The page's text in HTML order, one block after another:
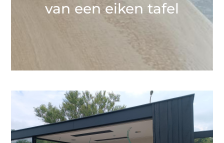
van een eiken tafel